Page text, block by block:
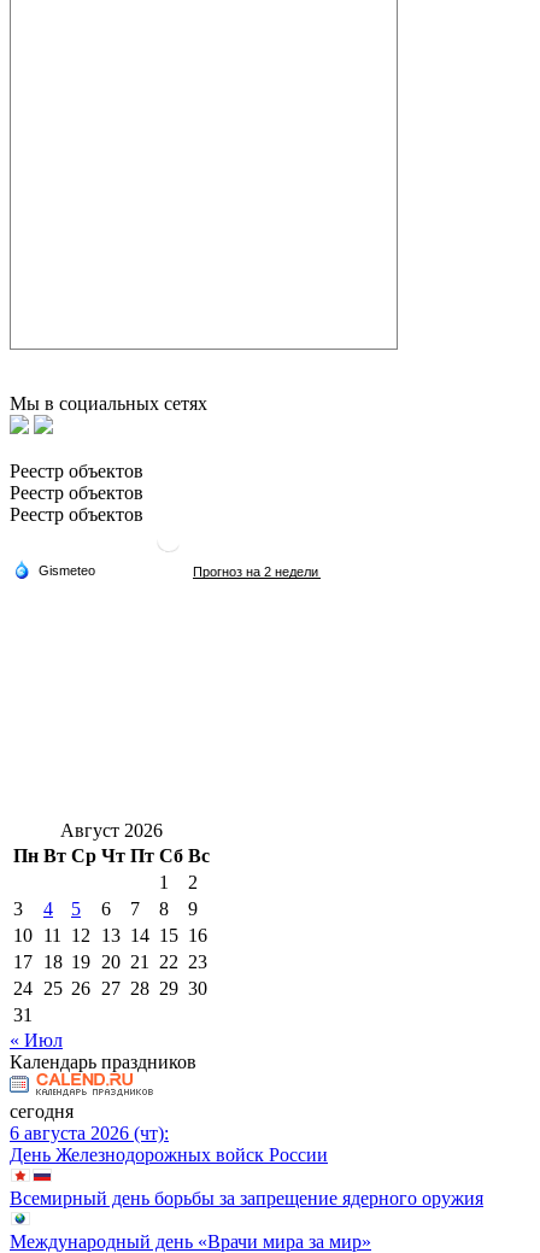
Мы в социальных сетях
Реестр объектов
Реестр объектов
Реестр объектов
Август 2026
Пн Вт Ср Чт Пт Сб Вс
1
2
3
4 5 6 7 8
9
10 11 12 13 14 15 16
17 18 19 20 21 22 23
24 25 26 27 28 29 30
31
« Июл
Календарь праздников
сегодня
6 августа 2026 (чт):
День Железнодорожных войск России
Всемирный день борьбы за запрещение ядерного оружия
Международный день «Врачи мира за мир»